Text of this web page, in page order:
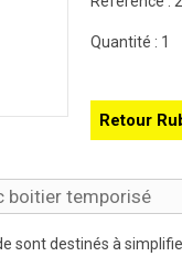
Quantité : 1
Retour
boitier temporisé
sont destinés à